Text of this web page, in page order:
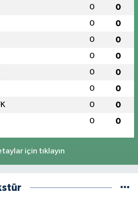
0 0
0 0
0 0
0 0
0 0
0 0
0 0
0 0
için tıklayın